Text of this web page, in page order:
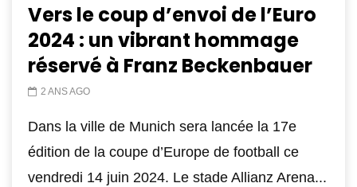
Vers le coup d’envoi de l’Euro
2024 : un vibrant hommage
réservé à Franz Beckenbauer
2 ANS AGO
Dans la ville de Munich sera lancée la 17e
édition de la coupe d’Europe de football ce
vendredi 14 juin 2024. Le stade Allianz Arena...